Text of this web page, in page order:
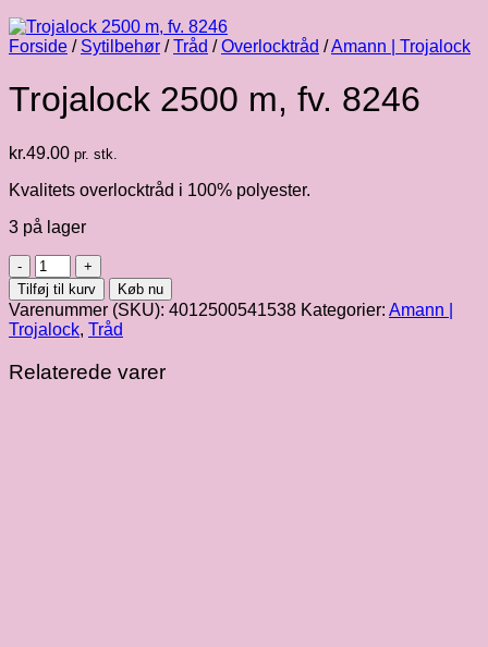
Forside / Sytilbehør / Tråd / Overlocktråd /Amann | Trojalock
Trojalock 2500 m, fv. 8246
kr.49.00 pr. stk.
Kvalitets overlocktråd i 100% polyester.
3 på lager
Trojalock
2500
m,
fv.
8246
antal
Tilføj til kurv Køb nu
Varenummer (SKU): 4012500541538 Kategorier: Amann |
Trojalock, Tråd
Relaterede varer